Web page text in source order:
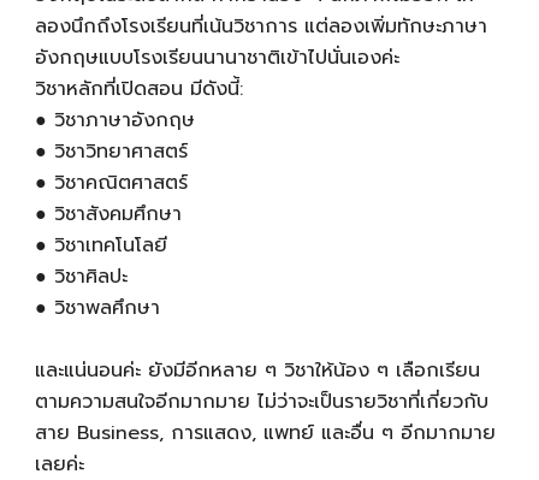
ลองนึกถึงโรงเรียนที่เน้นวิชาการ แต่ลองเพิ่มทักษะภาษา
อังกฤษแบบโรงเรียนนานาชาติเข้าไปนั่นเองค่ะ
วิชาหลักที่เปิดสอน มีดังนี้:
● วิชาภาษาอังกฤษ
● วิชาวิทยาศาสตร์
● วิชาคณิตศาสตร์
● วิชาสังคมศึกษา
● วิชาเทคโนโลยี
● วิชาศิลปะ
● วิชาพลศึกษา
และแน่นอนค่ะ ยังมีอีกหลาย ๆ วิชาให้น้อง ๆ เลือกเรียน
ตามความสนใจอีกมากมาย ไม่ว่าจะเป็นรายวิชาที่เกี่ยวกับ
สาย Business, การแสดง, แพทย์ และอื่น ๆ อีกมากมาย
เลยค่ะ